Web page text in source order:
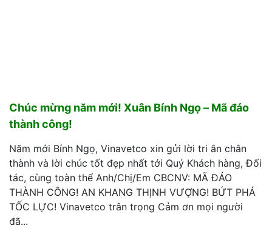
Chúc mừng năm mới! Xuân Bính Ngọ – Mã đáo
thành công!
Năm mới Bính Ngọ, Vinavetco xin gửi lời tri ân chân
thành và lời chúc tốt đẹp nhất tới Quý Khách hàng, Đối
tác, cùng toàn thể Anh/Chị/Em CBCNV: MÃ ĐÁO
THÀNH CÔNG! AN KHANG THỊNH VƯỢNG! BỨT PHÁ
TỐC LỰC! Vinavetco trân trọng Cảm ơn mọi người
đã...